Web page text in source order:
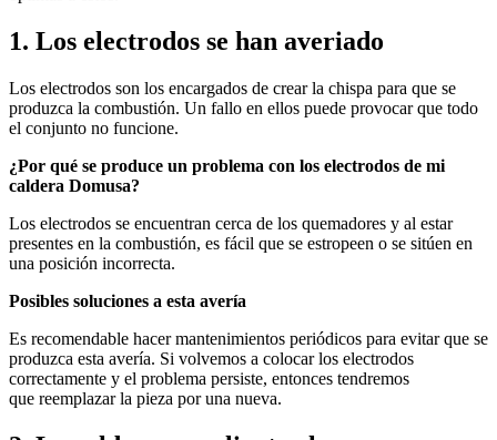
1. Los electrodos se han averiado
Los electrodos son los encargados de crear la chispa para que se
produzca la combustión. Un fallo en ellos puede provocar que todo
el conjunto no funcione.
¿Por qué se produce un problema con los electrodos de mi
caldera Domusa?
Los electrodos se encuentran cerca de los quemadores y al estar
presentes en la combustión, es fácil que se estropeen o se sitúen en
una posición incorrecta.
Posibles soluciones a esta avería
Es recomendable hacer mantenimientos periódicos para evitar que se
produzca esta avería. Si volvemos a colocar los electrodos
correctamente y el problema persiste, entonces tendremos
que reemplazar la pieza por una nueva.